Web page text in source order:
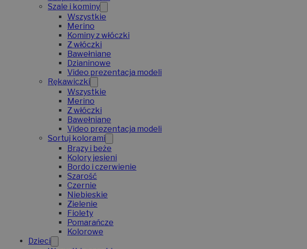
Szale i kominy
Wszystkie
Merino
Kominy z włóczki
Z włóczki
Bawełniane
Dzianinowe
Video prezentacja modeli
Rękawiczki
Wszystkie
Merino
Z włóczki
Bawełniane
Video prezentacja modeli
Sortuj kolorami
Brązy i beże
Kolory jesieni
Bordo i czerwienie
Szarość
Czernie
Niebieskie
Zielenie
Fiolety
Pomarańcze
Kolorowe
Dzieci